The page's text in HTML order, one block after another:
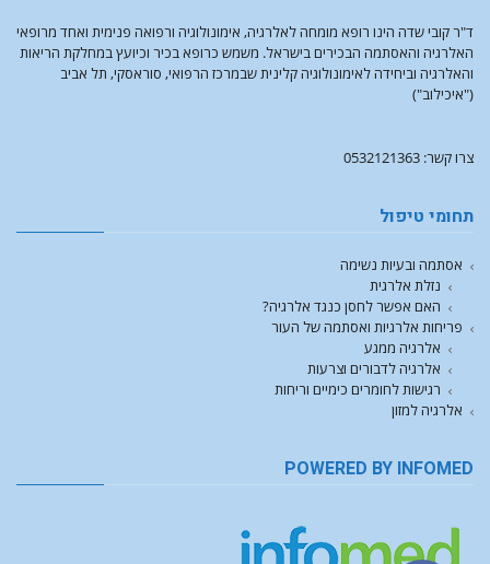
ד"ר קובי שדה הינו רופא מומחה לאלרגיה, אימונולוגיה ורפואה פנימית ואחד מרופאי
האלרגיה והאסתמה הבכירים בישראל. משמש כרופא בכיר וכיועץ במחלקת הריאות
והאלרגיה וביחידה לאימונולוגיה קלינית שבמרכז הרפואי, סוראסקי, תל אביב
("איכילוב")
צרו קשר: 0532121363
תחומי טיפול
אסתמה ובעיות נשימה
נזלת אלרגית
האם אפשר לחסן כנגד אלרגיה?
פריחות אלרגיות ואסתמה של העור
אלרגיה ממגע
אלרגיה לדבורים וצרעות
רגישות לחומרים כימיים וריחות
אלרגיה למזון
POWERED BY INFOMED